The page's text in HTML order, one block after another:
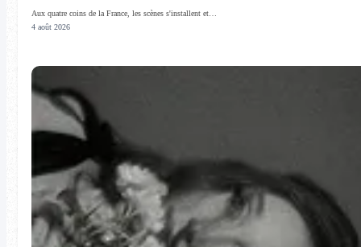
Aux quatre coins de la France, les scènes s'installent et…
4 août 2026